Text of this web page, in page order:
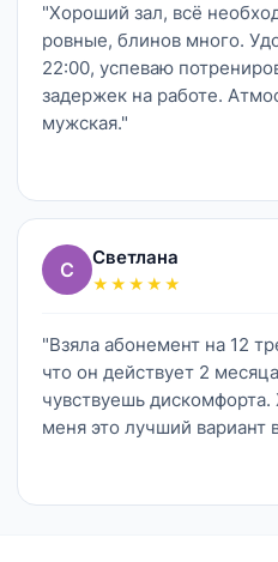
"Хороший зал, всё
ровные, блинов много.
22:00, успеваю
задержек на работе.
мужская."
С Светлана
★★★★★
"Взяла абонемент на 12
что он действует 2
чувствуешь
меня это лучший вариант